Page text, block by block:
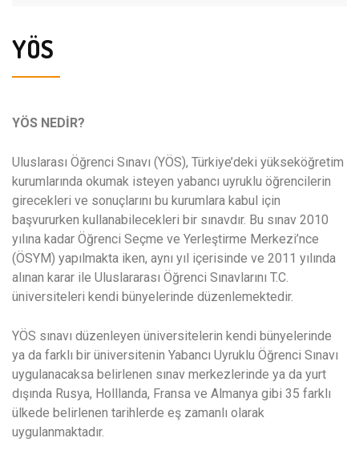
YÖS
YÖS NEDİR?
Uluslarası Öğrenci Sınavı (YÖS), Türkiye’deki yükseköğretim
kurumlarında okumak isteyen yabancı uyruklu öğrencilerin
girecekleri ve sonuçlarını bu kurumlara kabul için
başvururken kullanabilecekleri bir sınavdır. Bu sınav 2010
yılına kadar Öğrenci Seçme ve Yerleştirme Merkezi’nce
(ÖSYM) yapılmakta iken, aynı yıl içerisinde ve 2011 yılında
alınan karar ile Uluslararası Öğrenci Sınavlarını T.C.
üniversiteleri kendi bünyelerinde düzenlemektedir.
YÖS sınavı düzenleyen üniversitelerin kendi bünyelerinde
ya da farklı bir üniversitenin Yabancı Uyruklu Öğrenci Sınavı
uygulanacaksa belirlenen sınav merkezlerinde ya da yurt
dışında Rusya, Holllanda, Fransa ve Almanya gibi 35 farklı
ülkede belirlenen tarihlerde eş zamanlı olarak
uygulanmaktadır.